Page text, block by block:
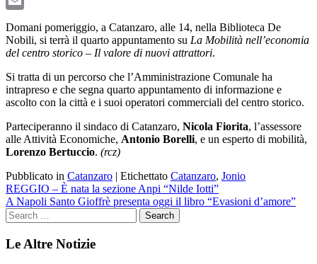
Domani pomeriggio, a Catanzaro, alle 14, nella Biblioteca De
Nobili, si terrà il quarto appuntamento su La Mobilità nell’economia
del centro storico – Il valore di nuovi attrattori.
Si tratta di un percorso che l’Amministrazione Comunale ha
intrapreso e che segna quarto appuntamento di informazione e
ascolto con la città e i suoi operatori commerciali del centro storico.
Parteciperanno il sindaco di Catanzaro, Nicola Fiorita, l’assessore
alle Attività Economiche, Antonio Borelli, e un esperto di mobilità,
Lorenzo Bertuccio. (rcz)
Pubblicato in Catanzaro | Etichettato Catanzaro, Jonio
Navigazione
articoli
REGGIO – È nata la sezione Anpi “Nilde Iotti”
A Napoli Santo Gioffrè presenta oggi il libro “Evasioni d’amore”
Le Altre Notizie